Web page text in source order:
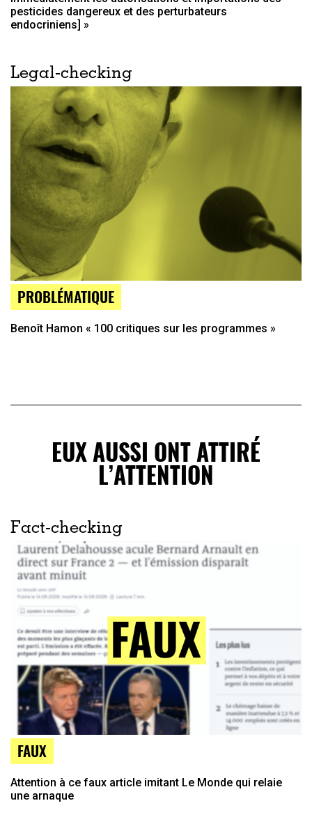
pesticides dangereux et des perturbateurs
endocriniens] »
Legal-checking
PROBLÉMATIQUE
Benoît Hamon « 100 critiques sur les programmes »
EUX AUSSI ONT ATTIRÉ
L’ATTENTION
Fact-checking
FAUX
Attention à ce faux article imitant Le Monde qui relaie
une arnaque